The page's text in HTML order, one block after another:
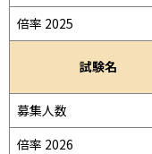
倍率 2025
試験名
募集人数
倍率 2026